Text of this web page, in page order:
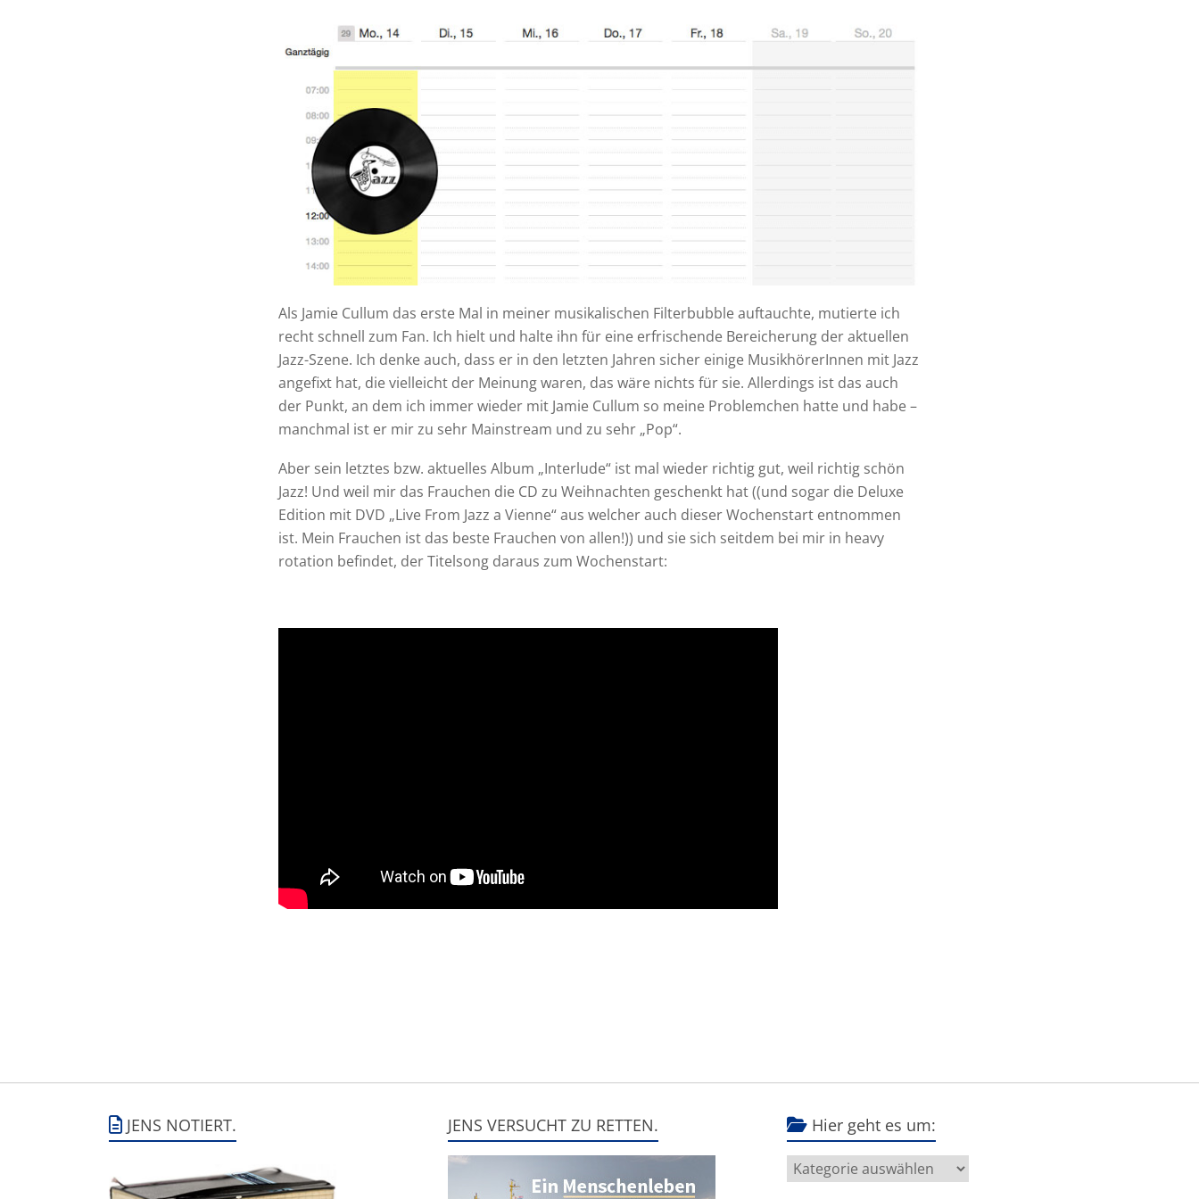
Als Jamie Cullum das erste Mal in meiner musikalischen Filterbubble auftauchte, mutierte ich
recht schnell zum Fan. Ich hielt und halte ihn für eine erfrischende Bereicherung der aktuellen
Jazz-Szene. Ich denke auch, dass er in den letzten Jahren sicher einige MusikhörerInnen mit Jazz
angefixt hat, die vielleicht der Meinung waren, das wäre nichts für sie. Allerdings ist das auch
der Punkt, an dem ich immer wieder mit Jamie Cullum so meine Problemchen hatte und habe –
manchmal ist er mir zu sehr Mainstream und zu sehr „Pop“.
Aber sein letztes bzw. aktuelles Album „Interlude“ ist mal wieder richtig gut, weil richtig schön
Jazz! Und weil mir das Frauchen die CD zu Weihnachten geschenkt hat ((und sogar die Deluxe
Edition mit DVD „Live From Jazz a Vienne“ aus welcher auch dieser Wochenstart entnommen
ist. Mein Frauchen ist das beste Frauchen von allen!)) und sie sich seitdem bei mir in heavy
rotation befindet, der Titelsong daraus zum Wochenstart:
JENS NOTIERT. JENS VERSUCHT ZU RETTEN. Hier geht es um:
Hier
geht